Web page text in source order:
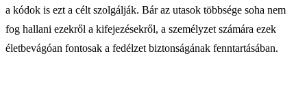
a kódok is ezt a célt szolgálják. Bár az utasok többsége soha nem
fog hallani ezekről a kifejezésekről, a személyzet számára ezek
életbevágóan fontosak a fedélzet biztonságának fenntartásában.